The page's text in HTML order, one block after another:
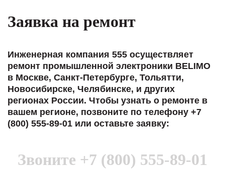
Заявка на ремонт
Инженерная компания 555 осуществляет
ремонт промышленной электроники BELIMO
в Москве, Санкт-Петербурге, Тольятти,
Новосибирске, Челябинске, и других
регионах России. Чтобы узнать о ремонте в
вашем регионе, позвоните по телефону +7
(800) 555-89-01 или оставьте заявку:
Звоните +7 (800) 555-89-01